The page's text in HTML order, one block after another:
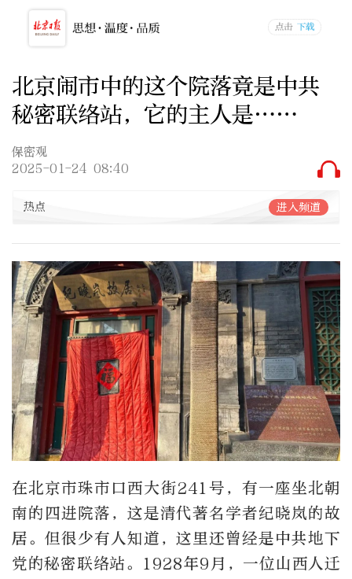
北京闹市中的这个院落竟是中共
秘密联络站，它的主人是……
保密观
2025-01-24 08:40
热点 进入频道
在北京市珠市口西大街241号，有一座坐北朝
南的四进院落，这是清代著名学者纪晓岚的故
居。但很少有人知道，这里还曾经是中共地下
党的秘密联络站。1928年9月，一位山西人迁